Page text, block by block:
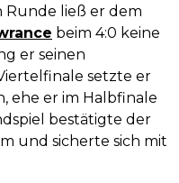
Runde ließ er dem
beim 4:0 keine
er seinen
setzte er
ehe er im Halbfinale
bestätigte der
und sicherte sich mit